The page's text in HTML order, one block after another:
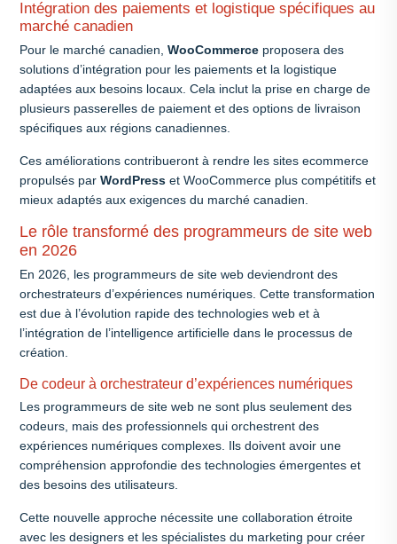
Intégration des paiements et logistique spécifiques au
marché canadien
Pour le marché canadien, WooCommerce proposera des
solutions d’intégration pour les paiements et la logistique
adaptées aux besoins locaux. Cela inclut la prise en charge de
plusieurs passerelles de paiement et des options de livraison
spécifiques aux régions canadiennes.
Ces améliorations contribueront à rendre les sites ecommerce
propulsés par WordPress et WooCommerce plus compétitifs et
mieux adaptés aux exigences du marché canadien.
Le rôle transformé des programmeurs de site web
en 2026
En 2026, les programmeurs de site web deviendront des
orchestrateurs d’expériences numériques. Cette transformation
est due à l’évolution rapide des technologies web et à
l’intégration de l’intelligence artificielle dans le processus de
création.
De codeur à orchestrateur d’expériences numériques
Les programmeurs de site web ne sont plus seulement des
codeurs, mais des professionnels qui orchestrent des
expériences numériques complexes. Ils doivent avoir une
compréhension approfondie des technologies émergentes et
des besoins des utilisateurs.
Cette nouvelle approche nécessite une collaboration étroite
avec les designers et les spécialistes du marketing pour créer